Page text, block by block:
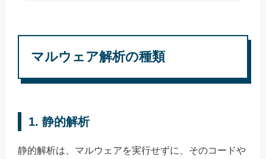
マルウェア解析の種類
1. 静的解析
静的解析は、マルウェアを実行せずに、そのコードや